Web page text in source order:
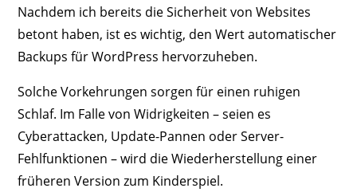
Nachdem ich bereits die Sicherheit von Websites
betont haben, ist es wichtig, den Wert automatischer
Backups für WordPress hervorzuheben.
Solche Vorkehrungen sorgen für einen ruhigen
Schlaf. Im Falle von Widrigkeiten – seien es
Cyberattacken, Update-Pannen oder Server-
Fehlfunktionen – wird die Wiederherstellung einer
früheren Version zum Kinderspiel.